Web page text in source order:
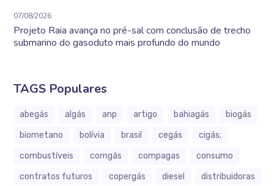
07/08/2026
Projeto Raia avança no pré-sal com conclusão de trecho
submarino do gasoduto mais profundo do mundo
TAGS Populares
abegás algás anp artigo bahiagás
biogás
biometano
bolívia brasil cegás
cigás;
combustíveis
comgás compagas
consumo
contratos futuros
copergás diesel
distribuidoras